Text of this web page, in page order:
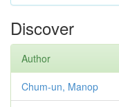
Discover
Author
Chum-un, Manop